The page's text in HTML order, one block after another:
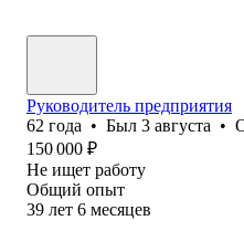
Руководитель предприятия
62 года • Был 3 августа •
150 000 ₽
Не ищет работу
Общий опыт
39 лет 6 месяцев